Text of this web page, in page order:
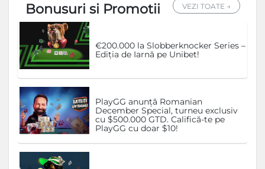
Bonusuri si Promotii VEZI TOATE →
€200.000 la Slobberknocker Series –
Ediția de Iarnă pe Unibet!
PlayGG anunță Romanian
December Special, turneu exclusiv
cu $500.000 GTD. Califică-te pe
PlayGG cu doar $10!